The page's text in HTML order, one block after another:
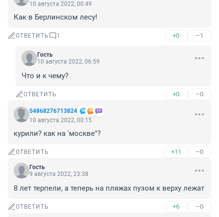
10 августа 2022, 00:49
Как в Берлинском лесу!
ОТВЕТИТЬ 1 +0 –1
Гость
10 августа 2022, 06:59
Что и к чему?
ОТВЕТИТЬ +0 –0
54868276713824
10 августа 2022, 00:15
курили? как на 'москве"?
ОТВЕТИТЬ +11 –0
Гость
9 августа 2022, 23:38
8 лет терпели, а теперь на пляжах пузом к верху лежат
ОТВЕТИТЬ +6 –0